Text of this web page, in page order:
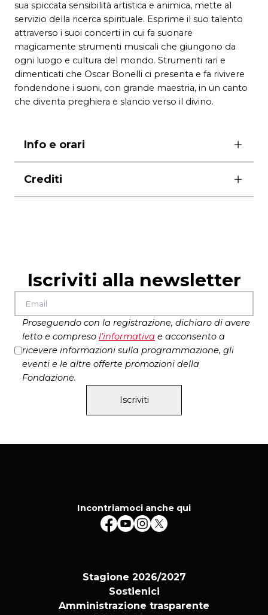
sua spiccata sensibilità artistica e animica, mette al
servizio della ricerca spirituale. Esprime il suo talento
attraverso i suoi concerti in cui fa suonare
magicamente strumenti musicali che giungono da
ogni luogo e cultura del mondo. Strumenti rari e
dimenticati che Oscar Bonelli ci presenta e fa rivivere
fondendone i suoni, con grande maestria, in un canto
che diventa preghiera e slancio verso il divino.
Info e orari
sabato 21 giugno ore 21.30
EVENTO ANNULLATO
Crediti
Iscriviti alla newsletter
Proseguendo con la registrazione, dichiaro di avere
letto e compreso l’informativa e acconsento a
ricevere informazioni sulla programmazione, gli
eventi e le altre offerte promozioni della
Fondazione.
Iscriviti
Incontriamoci anche qui
Stagione 2026/2027
Sostienici
Amministrazione trasparente